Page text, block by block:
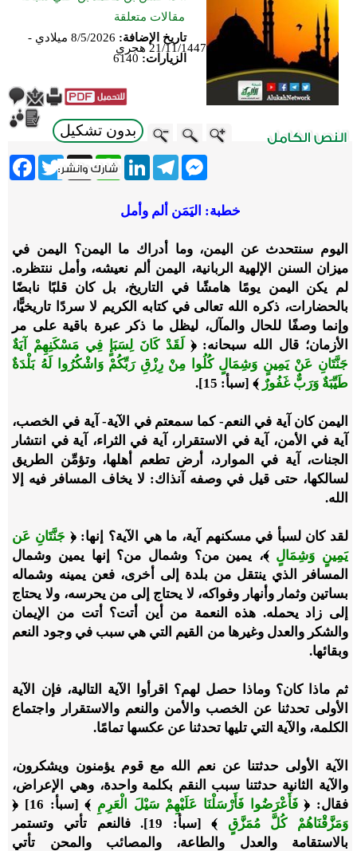
مقالات متعلقة
تاريخ الإضافة:
8/5/2026 ميلادي -
21/11/1447 هجري
الزيارات: 6140
بدون تشكيل
Twitter X
WhatsApp
LinkedInTelegram
Messenger
خطبة: اليَمَن ألم وأمل
اليوم سنتحدث عن اليمن، وما أدراك ما اليمن؟ اليمن في
ميزان السنن الإلهية الربانية، اليمن ألم نعيشه، وأمل ننتظره.
لم يكن اليمن يومًا هامشًا في التاريخ، بل كان قلبًا نابضًا
بالحضارات، ذكره الله تعالى في كتابه الكريم لا سردًا تاريخيًّا،
وإنما وصفًا للحال والمآل، ليظل ما ذكر عبرة باقية على مر
الأزمان؛ قال الله سبحانه: ﴿لَقَدْ كَانَ لِسَبَإٍ فِي مَسْكَنِهِمْ آيَةٌ
جَنَّتَانِ عَنْ يَمِينٍ وَشِمَالٍ كُلُوا مِنْ رِزْقِ رَبِّكُمْ وَاشْكُرُوا لَهُ بَلْدَةٌ
طَيِّبَةٌ وَرَبٌّ غَفُورٌ ﴾ [سبأ: 15].
اليمن كان آية في النعم- كما سمعتم في الآية- آية في الخصب،
آية في الأمن، آية في الاستقرار، آية في الثراء، آية في انتشار
الجنات، آية في الموارد، أرض تطعم أهلها، وتؤمِّن الطريق
لسالكها، حتى قيل في وصفه آنذاك: لا يخاف المسافر فيه إلا
الله.
لقد كان لسبأ في مسكنهم آية، ما هي الآية؟ إنها: ﴿ جَنَّتَانِ عَن
يَمِينٍ وَشِمَالٍ ﴾، يمين من؟ وشمال من؟ إنها يمين وشمال
المسافر الذي ينتقل من بلدة إلى أخرى، فعن يمينه وشماله
بساتين وثمار وأنهار وفواكه، لا يحتاج إلى من يحرسه، ولا يحتاج
إلى زاد يحمله. هذه النعمة من أين أتت؟ أتت من الإيمان
والشكر والعدل وغيرها من القيم التي هي سبب في وجود النعم
وبقائها.
ثم ماذا كان؟ وماذا حصل لهم؟ اقرأوا الآية التالية، فإن الآية
الأولى تحدثنا عن الخصب والأمن والنعم والاستقرار واجتماع
الكلمة، والآية التي تليها تحدثنا عن عكسها تمامًا.
الآية الأولى حدثتنا عن نعم الله مع قوم يؤمنون ويشكرون،
والآية الثانية حدثتنا سبب النقم بكلمة واحدة، وهي الإعراض،
فقال: ﴿فَأَعْرَضُوا فَأَرْسَلْنَا عَلَيْهِمْ سَيْلَ الْعَرِمِ ﴾ [سبأ: 16] ﴿
وَمَزَّقْنَاهُمْ كُلَّ مُمَزَّقٍ
﴾ [سبأ: 19]. فالنعم تأتي وتستمر
بالاستقامة والعدل والطاعة، والمصائب والمحن تأتي